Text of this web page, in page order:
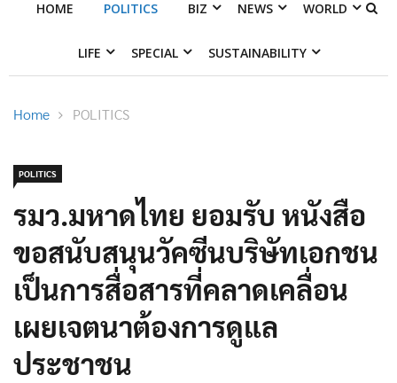
HOME POLITICS BIZ NEWS WORLD
LIFE SPECIAL SUSTAINABILITY
Home POLITICS
POLITICS
รมว.มหาดไทย ยอมรับ หนังสือ
ขอสนับสนุน​วัคซีนบริษัทเอกชน
เป็นการสื่อสารที่คลาดเคลื่อน
เผยเจตนาต้องการ​ดูแล
ประชาชน